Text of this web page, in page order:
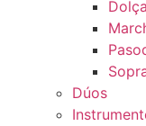
Dúos